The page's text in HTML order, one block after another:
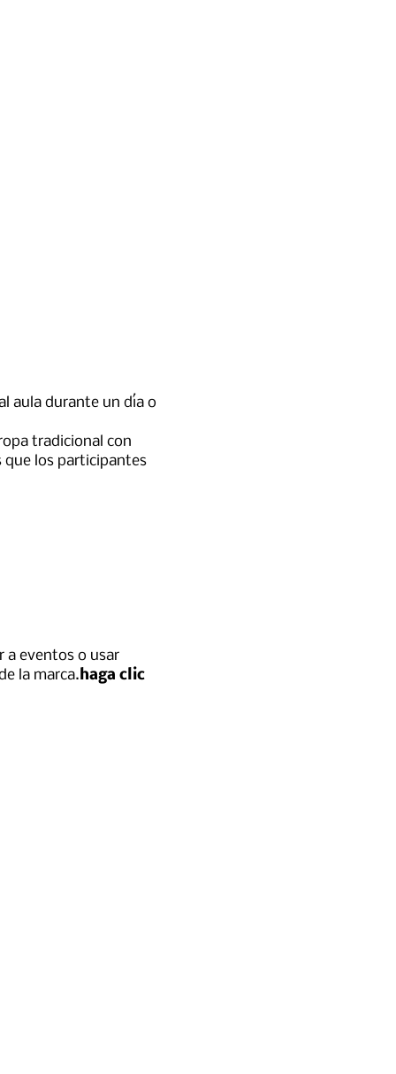
aula durante un día o
tradicional con
que los participantes
a eventos o usar
la marca.haga clic